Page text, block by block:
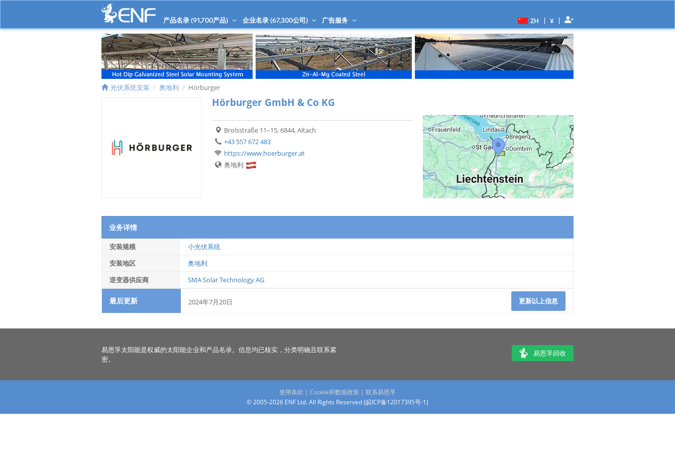
产品名录 (91,700产品) 企业名录 (67,300公司) 广告服务 ZH | ¥ |
光伏系统安装 奥地利 Hörburger
Hörburger GmbH & Co KG
Brolsstraße 11–15, 6844, Altach
+43 557 672 483
https://www.hoerburger.at
奥地利
业务详情
安装规模
小光伏系统
安装地区
奥地利
逆变器供应商
SMA Solar Technology AG
最后更新 2024年7月20日 更新以上信息
易恩孚太阳能是权威的太阳能企业和产品名录。信息均已核实，分类明确且联系紧
密。
易恩孚回收
使用条款 | Cookie和数据政策 | 联系易恩孚
© 2005-2026 ENF Ltd. All Rights Reserved (皖ICP备12017395号-1)